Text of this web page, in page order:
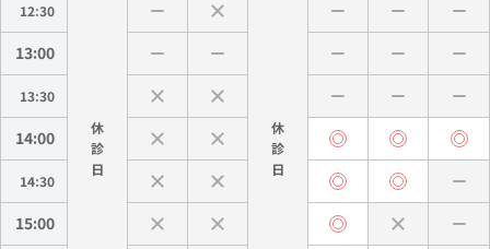
休
診
休
診
12:30
13:00
13:30
14:00
14:30
15:00